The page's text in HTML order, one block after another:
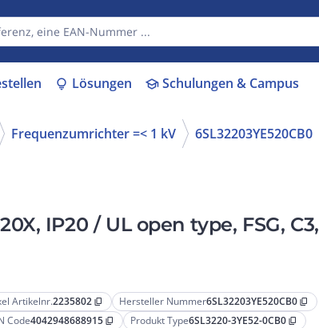
lightbulb Lösungen schoolSchulungen & Campus
Frequenzumrichter =< 1 kV 6SL32203YE520CB0
IP20 / UL open type, FSG, C3,
Artikelnr.2235802 content_copy Hersteller Nummer6SL32203YE520CB0 content_copy
Code4042948688915 content_copy Produkt Type6SL3220-3YE52-0CB0 content_copy